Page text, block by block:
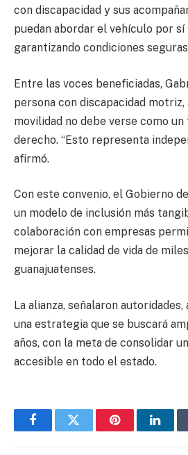
con discapacidad y sus
puedan abordar el vehículo por sí
garantizando condiciones
Entre las voces beneficiadas,
persona con discapacidad
movilidad no debe verse como un
derecho. “Esto representa
afirmó.
Con este convenio, el Gobierno
un modelo de inclusión más
colaboración con empresas
mejorar la calidad de vida de
guanajuatenses.
La alianza, señalaron
una estrategia que se buscará
años, con la meta de consolidar
accesible en todo el estado.
FacebookTwitter Pinterest